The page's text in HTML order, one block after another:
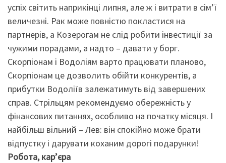
успіх світить наприкінці липня, але ж і витрати в сім’ї
величезні. Рак може повністю покластися на
партнерів, а Козерогам не слід робити інвестиції за
чужими порадами, а надто – давати у борг.
Скорпіонам і Водоліям варто працювати планово,
Скорпіонам це дозволить обійти конкурентів, а
прибутки Водоліїв залежатимуть від завершених
справ. Стрільцям рекомендуємо обережність у
фінансових питаннях, особливо на початку місяця. І
найбільш вільний – Лев: він спокійно може брати
відпустку і дарувати коханим дорогі подарунки!
Робота, кар’єра